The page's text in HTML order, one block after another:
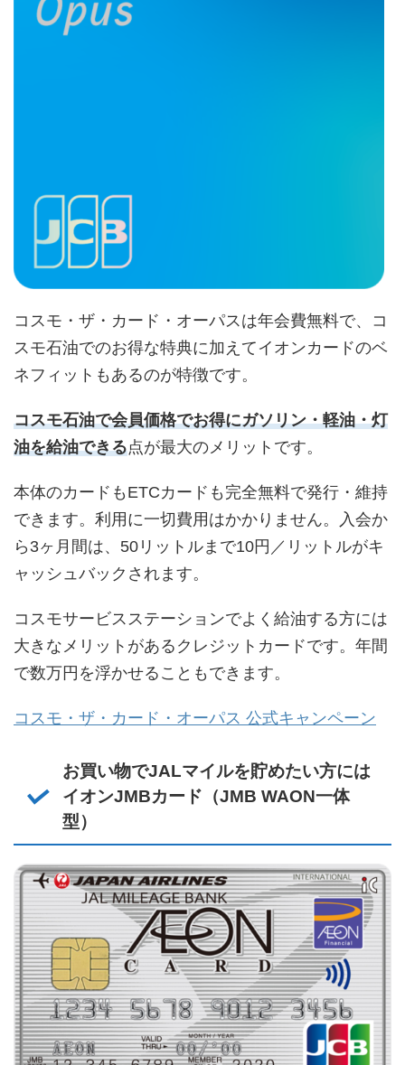
コスモ・ザ・カード・オーパスは年会費無料で、コ
スモ石油でのお得な特典に加えてイオンカードのベ
ネフィットもあるのが特徴です。
コスモ石油で会員価格でお得にガソリン・軽油・灯
油を給油できる点が最大のメリットです。
本体のカードもETCカードも完全無料で発行・維持
できます。利用に一切費用はかかりません。入会か
ら3ヶ月間は、50リットルまで10円／リットルがキ
ャッシュバックされます。
コスモサービスステーションでよく給油する方には
大きなメリットがあるクレジットカードです。年間
で数万円を浮かせることもできます。
コスモ・ザ・カード・オーパス 公式キャンペーン
お買い物でJALマイルを貯めたい方には
イオンJMBカード（JMB WAON一体
型）